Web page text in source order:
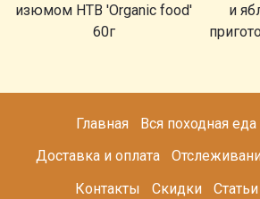
изюмом НТВ 'Organic food'
60г
и
Главная Вся походная еда
Доставка и оплата
Контакты
Скидки Статьи